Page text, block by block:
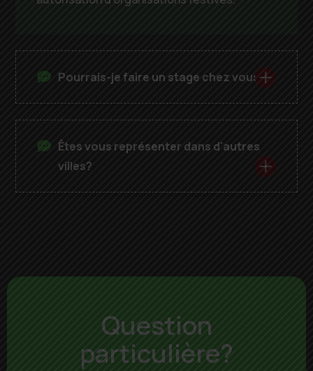
Pourrais-je faire un stage chez vous?
Êtes vous représenter dans d'autres
villes?
Question
particulière?